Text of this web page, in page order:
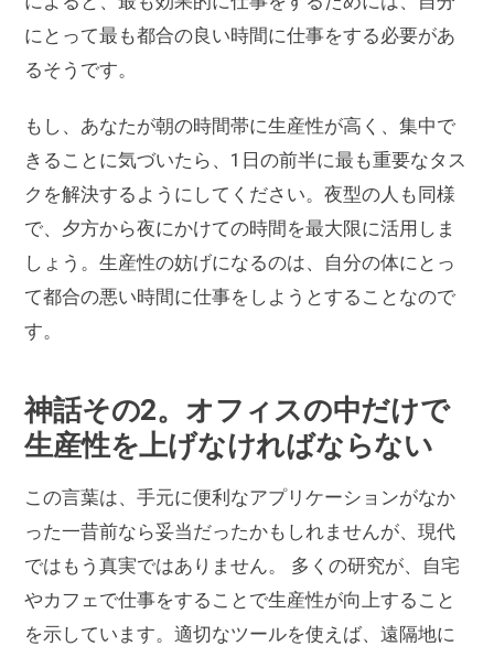
にとって最も都合の良い時間に仕事をする必要があ
るそうです。
もし、あなたが朝の時間帯に生産性が高く、集中で
きることに気づいたら、1日の前半に最も重要なタス
クを解決するようにしてください。夜型の人も同様
で、夕方から夜にかけての時間を最大限に活用しま
しょう。生産性の妨げになるのは、自分の体にとっ
て都合の悪い時間に仕事をしようとすることなので
す。
神話その2。オフィスの中だけで
生産性を上げなければならない
この言葉は、手元に便利なアプリケーションがなか
った一昔前なら妥当だったかもしれませんが、現代
ではもう真実ではありません。 多くの研究が、自宅
やカフェで仕事をすることで生産性が向上すること
を示しています。適切なツールを使えば、遠隔地に